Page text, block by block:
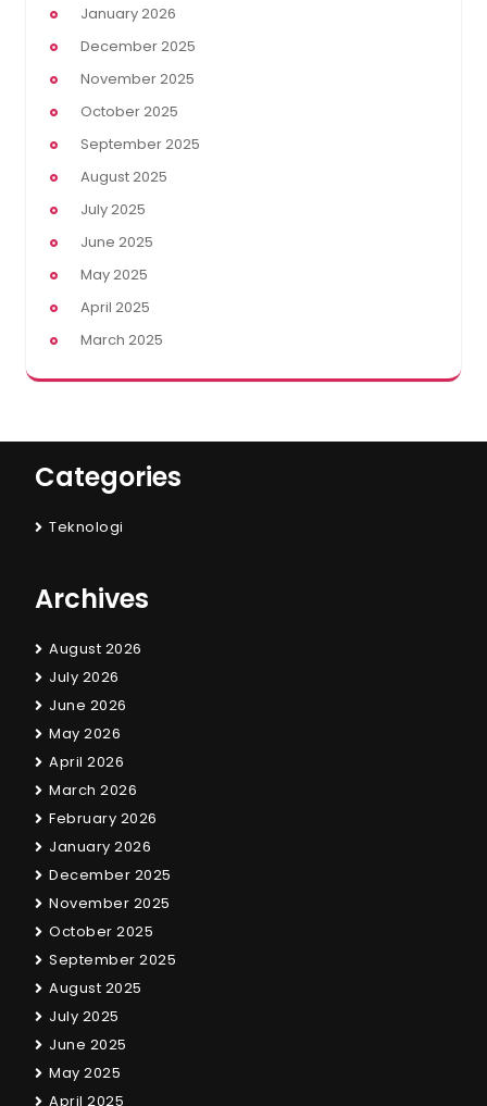
January 2026
December 2025
November 2025
October 2025
September 2025
August 2025
July 2025
June 2025
May 2025
April 2025
March 2025
Categories
Teknologi
Archives
August 2026
July 2026
June 2026
May 2026
April 2026
March 2026
February 2026
January 2026
December 2025
November 2025
October 2025
September 2025
August 2025
July 2025
June 2025
May 2025
April 2025